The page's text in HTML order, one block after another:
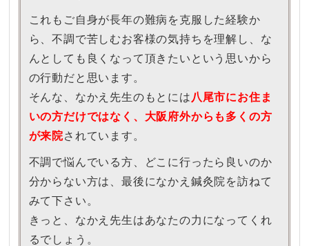
これもご自身が長年の難病を克服した経験か
ら、不調で苦しむお客様の気持ちを理解し、な
んとしても良くなって頂きたいという思いから
の行動だと思います。
そんな、なかえ先生のもとには 八尾市にお住ま
いの方だけではなく、大阪府外からも多くの方
が来院されています。
不調で悩んでいる方、どこに行ったら良いのか
分からない方は、最後になかえ鍼灸院を訪ねて
みて下さい。
きっと、なかえ先生はあなたの力になってくれ
るでしょう。